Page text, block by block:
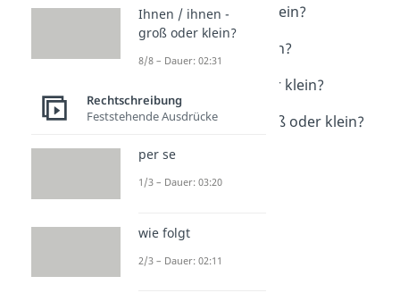
euch - groß oder klein?
Dauer: 01:26
dir - groß oder klein?
Dauer: 01:29
jemand - groß oder klein?
Dauer: 01:16
Ihnen / ihnen - groß oder klein?
Ihnen / ihnen -
groß oder klein?
8/8 – Dauer: 02:31
Rechtschreibung
Feststehende Ausdrücke
per se
1/3 – Dauer: 03:20
wie folgt
2/3 – Dauer: 02:11